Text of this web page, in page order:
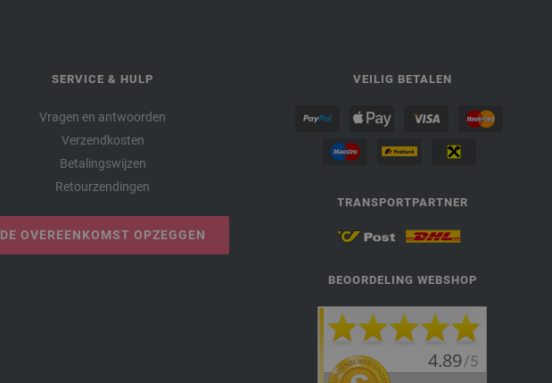
SERVICE & HULP
Vragen en antwoorden
Verzendkosten
Betalingswijzen
Retourzendingen
DE OVEREENKOMST OPZEGGEN
VEILIG BETALEN
TRANSPORTPARTNER
BEOORDELING WEBSHOP